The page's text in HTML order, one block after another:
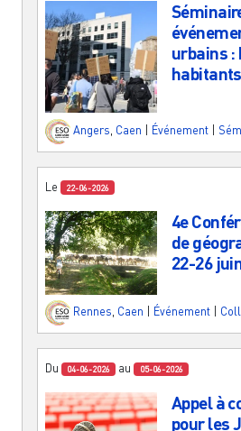
urbains :
Angers Caen Événement
Le 22-06-2026
4e
de
22-26
Rennes, Caen Événement
Du 04-06-2026 au 05-06-2026
Appel à
pour les